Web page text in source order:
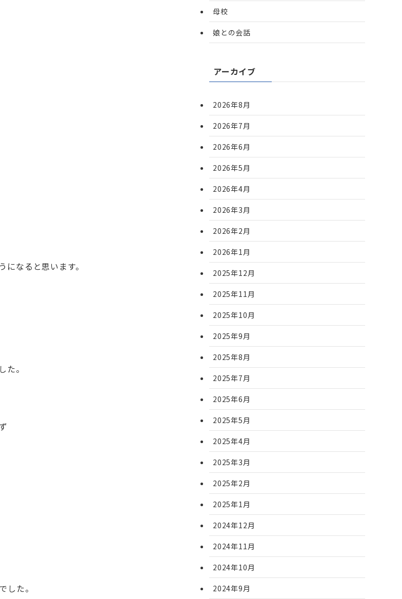
なると思います。
。
した。
母校
娘との会話
アーカイブ
2026年8月
2026年7月
2026年6月
2026年5月
2026年4月
2026年3月
2026年2月
2026年1月
2025年12月
2025年11月
2025年10月
2025年9月
2025年8月
2025年7月
2025年6月
2025年5月
2025年4月
2025年3月
2025年2月
2025年1月
2024年12月
2024年11月
2024年10月
2024年9月